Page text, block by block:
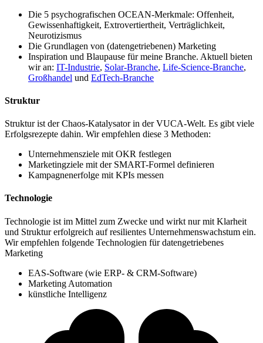
Die 5 psychografischen OCEAN-Merkmale: Offenheit,
Gewissenhaftigkeit, Extrovertiertheit, Verträglichkeit,
Neurotizismus
Die Grundlagen von (datengetriebenen) Marketing
Inspiration und Blaupause für meine Branche. Aktuell bieten
wir an: IT-Industrie, Solar-Branche, Life-Science-Branche,
Großhandel und EdTech-Branche
Struktur
Struktur ist der Chaos-Katalysator in der VUCA-Welt. Es gibt viele
Erfolgsrezepte dahin. Wir empfehlen diese 3 Methoden:
Unternehmensziele mit OKR festlegen
Marketingziele mit der SMART-Formel definieren
Kampagnenerfolge mit KPIs messen
Technologie
Technologie ist im Mittel zum Zwecke und wirkt nur mit Klarheit
und Struktur erfolgreich auf resilientes Unternehmenswachstum ein.
Wir empfehlen folgende Technologien für datengetriebenes
Marketing
EAS-Software (wie ERP- & CRM-Software)
Marketing Automation
künstliche Intelligenz